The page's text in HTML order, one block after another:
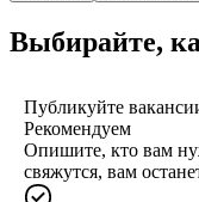
Выбирайте,
Публикуйте
Рекомендуем
Опишите, кто вам
свяжутся, вам